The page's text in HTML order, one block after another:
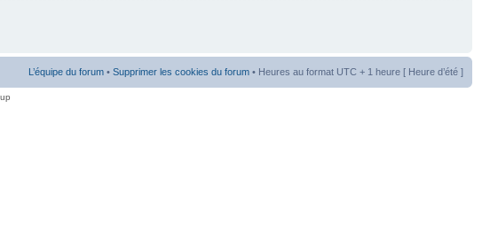
L’équipe du forum • Supprimer les cookies du forum • Heures au format UTC + 1 heure [ Heure d’été ]